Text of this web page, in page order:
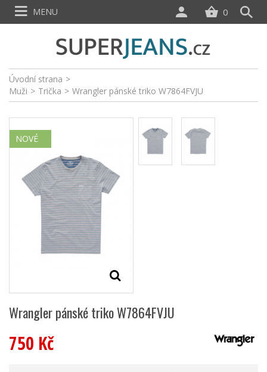
Úvodní strana >
Muži > Trička > Wrangler pánské triko W7864FVJU
NOVÉ
Wrangler pánské triko W7864FVJU
750 Kč
0
MENU